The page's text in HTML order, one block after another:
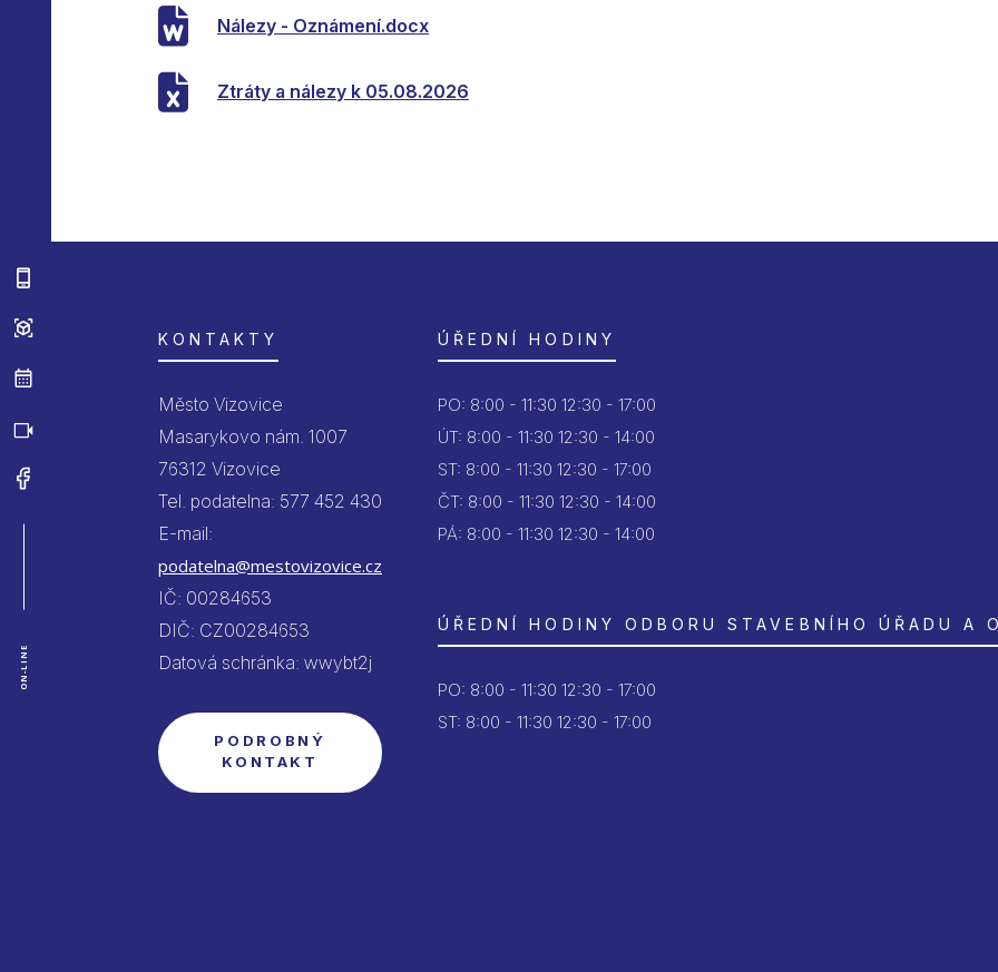
ON-LINE
Nálezy - Oznámení.docx
Ztráty a nálezy k 05.08.2026
KONTAKTY
Město Vizovice
Masarykovo nám. 1007
76312 Vizovice
Tel. podatelna: 577 452 430
E-mail:
podatelna@mestovizovice.cz
IČ: 00284653
DIČ: CZ00284653
Datová schránka: wwybt2j
PODROBNÝ
KONTAKT
ÚŘEDNÍ HODINY
PO: 8:00 - 11:30 12:30 - 17:00
ÚT: 8:00 - 11:30 12:30 - 14:00
ST: 8:00 - 11:30 12:30 - 17:00
ČT: 8:00 - 11:30 12:30 - 14:00
PÁ: 8:00 - 11:30 12:30 - 14:00
ÚŘEDNÍ HODINY ODBORU STAVEBNÍHO ÚŘADU A
PO: 8:00 - 11:30 12:30 - 17:00
ST: 8:00 - 11:30 12:30 - 17:00